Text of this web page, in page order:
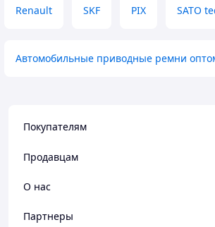
Renault SKF PIX SATO
Автомобильные приводные ремни
Покупателям
Продавцам
О нас
Партнеры